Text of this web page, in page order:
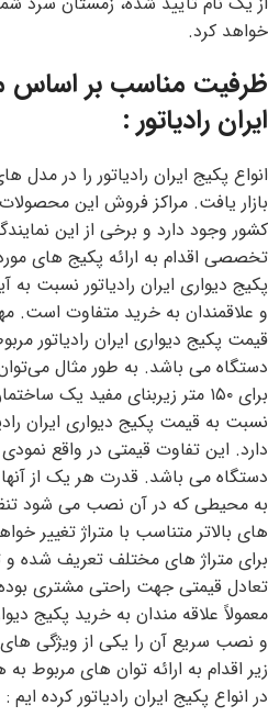
خواهد کرد.
ظرفیت مناسب بر اساس
ایران رادیاتور :
انواع پکیج ایران رادیاتور را در
بازار یافت. مراکز فروش این
کشور وجود دارد و برخی از این
تخصصی اقدام به ارائه پکیج های
پکیج دیواری ایران رادیاتور نسبت
و علاقمندان به خرید متفاوت است.
قیمت پکیج دیواری ایران رادیاتور
دستگاه می باشد. به طور مثال
برای ۱۵۰ متر زیربنای مفید
دارد. این تفاوت قیمتی در واقع نمودی
دستگاه می باشد. قدرت هر یک از
به محیطی که در آن نصب می شود
های بالاتر متناسب با متراژ تغییر
برای متراژ های مختلف تعریف شده و
تعادل قیمتی جهت راحتی مشتری
معمولاً علاقه مندان به خرید پکیج
و نصب سریع آن را یکی از ویژگی
زیر اقدام به ارائه توان های مربوط
در انواع پکیج ایران رادیاتور کرده ایم :